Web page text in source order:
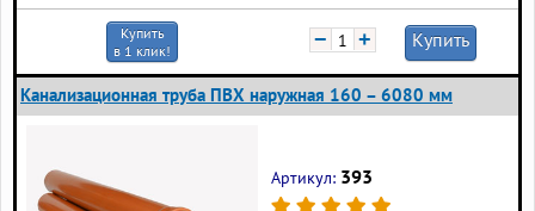
Купить
в 1 клик!
− + Купить
Канализационная труба ПВХ наружная 160 – 6080 мм
Артикул: 393